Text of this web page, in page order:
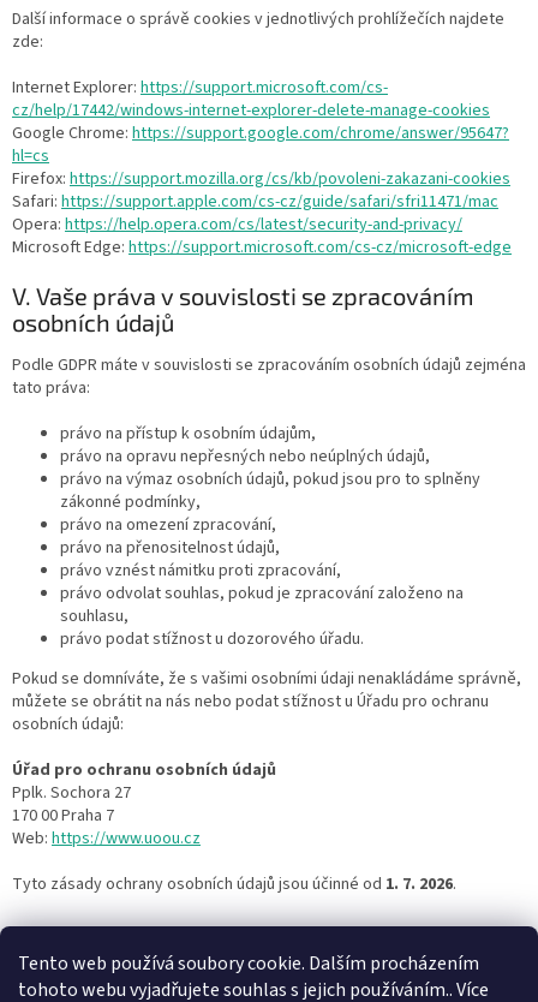
Tento web používá soubory cookie. Dalším procházením
tohoto webu vyjadřujete souhlas s jejich používáním.. Více
Další informace o správě cookies v jednotlivých prohlížečích najdete
zde:
Internet Explorer: https://support.microsoft.com/cs-
cz/help/17442/windows-internet-explorer-delete-manage-cookies
Google Chrome: https://support.google.com/chrome/answer/95647?
hl=cs
Firefox: https://support.mozilla.org/cs/kb/povoleni-zakazani-cookies
Safari: https://support.apple.com/cs-cz/guide/safari/sfri11471/mac
Opera: https://help.opera.com/cs/latest/security-and-privacy/
Microsoft Edge: https://support.microsoft.com/cs-cz/microsoft-edge
V. Vaše práva v souvislosti se zpracováním
osobních údajů
Podle GDPR máte v souvislosti se zpracováním osobních údajů zejména
tato práva:
právo na přístup k osobním údajům,
právo na opravu nepřesných nebo neúplných údajů,
právo na výmaz osobních údajů, pokud jsou pro to splněny
zákonné podmínky,
právo na omezení zpracování,
právo na přenositelnost údajů,
právo vznést námitku proti zpracování,
právo odvolat souhlas, pokud je zpracování založeno na
souhlasu,
právo podat stížnost u dozorového úřadu.
Pokud se domníváte, že s vašimi osobními údaji nenakládáme správně,
můžete se obrátit na nás nebo podat stížnost u Úřadu pro ochranu
osobních údajů:
Úřad pro ochranu osobních údajů
Pplk. Sochora 27
170 00 Praha 7
Web: https://www.uoou.cz
Tyto zásady ochrany osobních údajů jsou účinné od 1. 7. 2026.
Z